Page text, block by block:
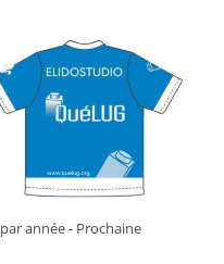
année - Prochaine